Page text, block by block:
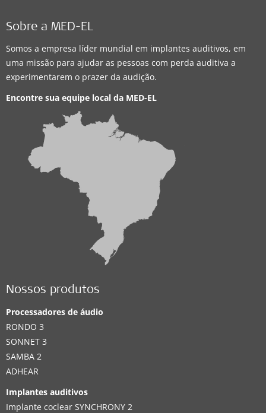
Sobre a MED-EL
Somos a empresa líder mundial em implantes auditivos, em
uma missão para ajudar as pessoas com perda auditiva a
experimentarem o prazer da audição.
Encontre sua equipe local da MED-EL
Nossos produtos
Processadores de áudio
RONDO 3
SONNET 3
SAMBA 2
ADHEAR
Implantes auditivos
Implante coclear SYNCHRONY 2